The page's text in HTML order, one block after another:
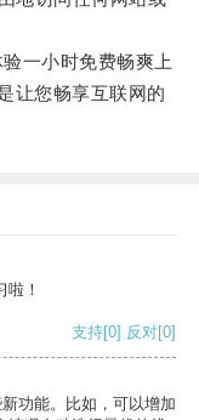
一小时免费畅爽上
让您畅享互联网的
！
支持[0] 反对[0]
功能。比如，可以增加